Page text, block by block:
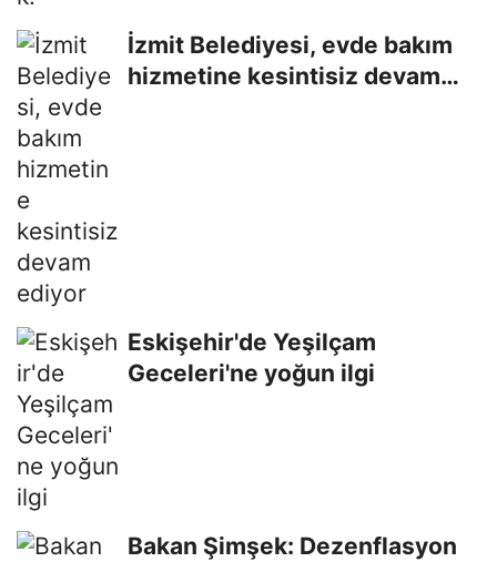
İzmit Belediyesi, evde bakım
hizmetine kesintisiz devam
Eskişehir'de Yeşilçam
Geceleri'ne yoğun ilgi
Bakan Şimşek: Dezenflasyon